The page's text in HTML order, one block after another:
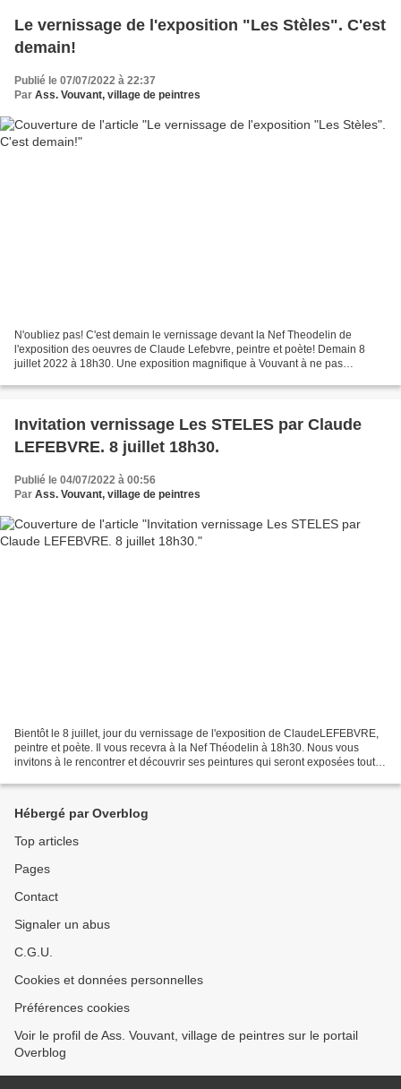
Le vernissage de l'exposition "Les Stèles". C'est
demain!
Publié le 07/07/2022 à 22:37
Par Ass. Vouvant, village de peintres
N'oubliez pas! C'est demain le vernissage devant la Nef Theodelin de
l'exposition des oeuvres de Claude Lefebvre, peintre et poète! Demain 8
juillet 2022 à 18h30. Une exposition magnifique à Vouvant à ne pas
Invitation vernissage Les STELES par Claude
LEFEBVRE. 8 juillet 18h30.
Publié le 04/07/2022 à 00:56
Par Ass. Vouvant, village de peintres
Bientôt le 8 juillet, jour du vernissage de l'exposition de ClaudeLEFEBVRE,
peintre et poète. Il vous recevra à la Nef Théodelin à 18h30. Nous vous
invitons à le rencontrer et découvrir ses peintures qui seront exposées tout le
Hébergé par Overblog
Top articles
Pages
Contact
Signaler un abus
C.G.U.
Cookies et données personnelles
Préférences cookies
Voir le profil de Ass. Vouvant, village de peintres sur le portail
Overblog